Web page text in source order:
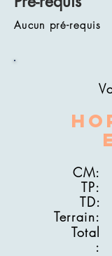
Aucun pré-requis
CM:
TP:
TD:
Terrain:
Total
: